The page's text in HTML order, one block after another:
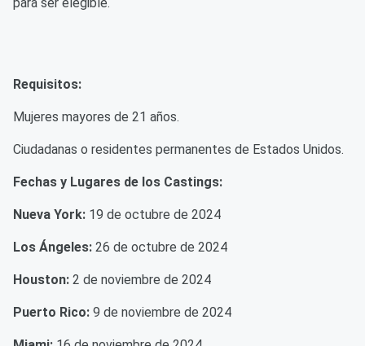
para ser elegible.
Requisitos:
Mujeres mayores de 21 años.
Ciudadanas o residentes permanentes de Estados Unidos.
Fechas y Lugares de los Castings:
Nueva York: 19 de octubre de 2024
Los Ángeles: 26 de octubre de 2024
Houston: 2 de noviembre de 2024
Puerto Rico: 9 de noviembre de 2024